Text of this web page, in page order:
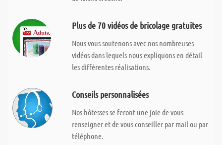
Plus de 70 vidéos de bricolage gratuites
Nous vous soutenons avec nos nombreuses
vidéos dans lequels nous expliquons en détail
les différentes réalisations.
Conseils personnalisées
Nos hôtesses se feront une joie de vous
renseigner et de vous conseiller par mail ou par
téléphone.